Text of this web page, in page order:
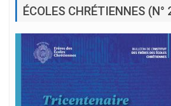
ÉCOLES CHRÉTIENNES (N°